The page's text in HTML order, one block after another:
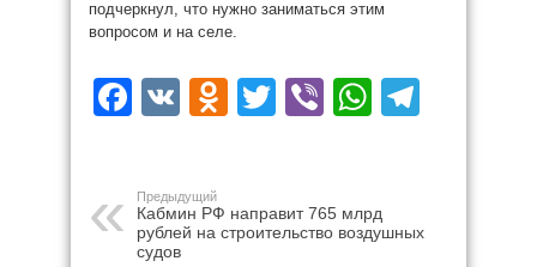
подчеркнул, что нужно заниматься этим
вопросом и на селе.
Facebook
VK Odnoklassniki
Twitter
Viber
Предыдущий
Кабмин РФ направит 765 млрд
рублей на строительство воздушных
судов